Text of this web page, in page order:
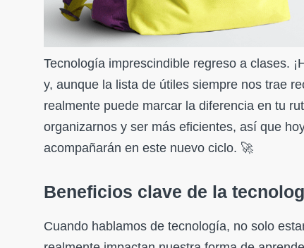
Tecnología imprescindible regreso a clases.
y, aunque la lista de útiles siempre nos trae
realmente puede marcar la diferencia en tu
organizarnos y ser más eficientes, así que
acompañarán en este nuevo ciclo. 🚀
Beneficios clave de la
Cuando hablamos de tecnología, no solo